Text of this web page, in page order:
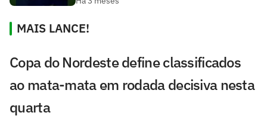
MAIS LANCE!
Copa do Nordeste define classificados
ao mata-mata em rodada decisiva nesta
quarta